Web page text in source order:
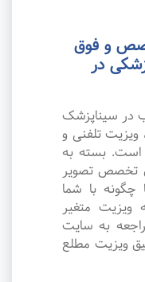
و فوق
در
در سیناپزشک
تلفنی و
است. بسته به
تخصص تصویر
با شما
ویزیت متغیر
به سایت
ویزیت مطلع